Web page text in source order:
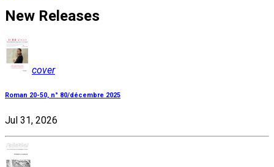
New Releases
cover
Roman 20-50, n° 80/décembre 2025
Jul 31, 2026